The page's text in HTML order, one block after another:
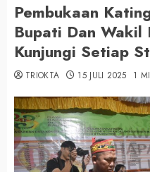
Pembukaan
Bupati Dan Wakil
Kunjungi Setiap
TRIOKTA 15 JULI 2025 1